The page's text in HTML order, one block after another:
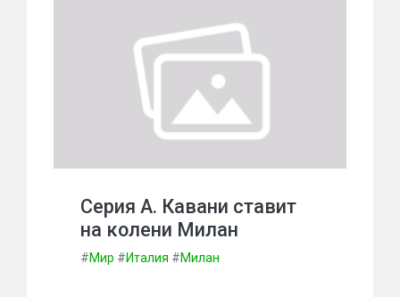
Серия А. Кавани ставит
на колени Милан
#Мир #Италия #Милан